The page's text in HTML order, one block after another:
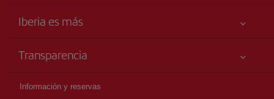
Tu seguridad es lo primero
Publicidad
Iberia es más
Talento a bordo
Grupo Iberia
Transparencia
Información y reservas